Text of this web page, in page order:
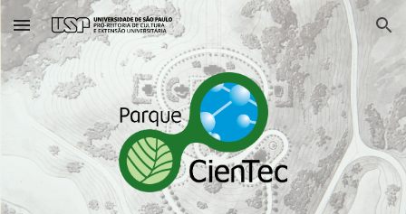
Skip to main content Skip to navigation